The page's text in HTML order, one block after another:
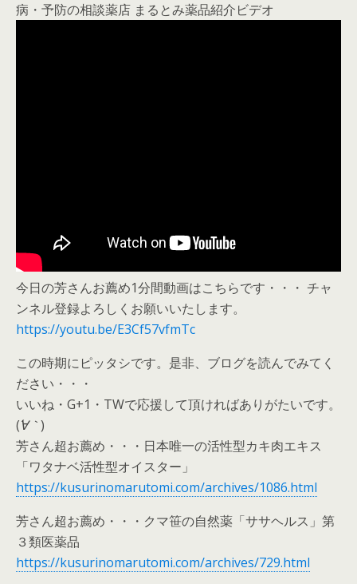
病・予防の相談薬店 まるとみ薬品紹介ビデオ
今日の芳さんお薦め1分間動画はこちらです・・・ チャ
ンネル登録よろしくお願いいたします。
https://youtu.be/E3Cf57vfmTc
この時期にピッタシです。是非、ブログを読んでみてく
ださい・・・
いいね・G+1・TWで応援して頂ければありがたいです。
(´∀｀)
芳さん超お薦め・・・日本唯一の活性型カキ肉エキス
「ワタナベ活性型オイスター」
https://kusurinomarutomi.com/archives/1086.html
芳さん超お薦め・・・クマ笹の自然薬「ササヘルス」第
３類医薬品
https://kusurinomarutomi.com/archives/729.html